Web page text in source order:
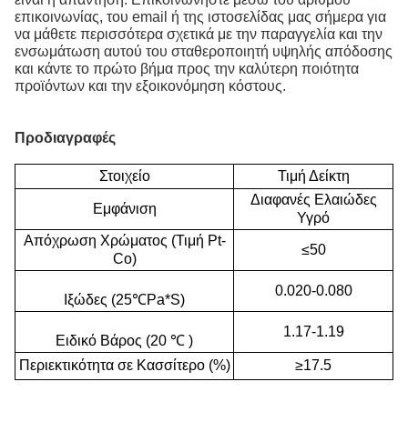
επικοινωνίας, του email ή της ιστοσελίδας μας σήμερα για
να μάθετε περισσότερα σχετικά με την παραγγελία και την
ενσωμάτωση αυτού του σταθεροποιητή υψηλής απόδοσης
και κάντε το πρώτο βήμα προς την καλύτερη ποιότητα
προϊόντων και την εξοικονόμηση κόστους.
Προδιαγραφές
Στοιχείο Τιμή Δείκτη
Εμφάνιση
Διαφανές Ελαιώδες
Υγρό
Απόχρωση Χρώματος (Τιμή Pt-
Co)
≤50
Ιξώδες (25℃Pa*S)
0.020-0.080
Ειδικό Βάρος (20 ℃ )
1.17-1.19
Περιεκτικότητα σε Κασσίτερο (%) ≥17.5